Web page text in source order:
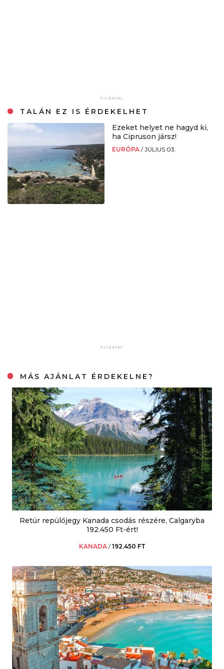
TALÁN EZ IS ÉRDEKELHET
Ezeket helyet ne hagyd ki,
ha Cipruson jársz!
EURÓPA /JÚLIUS 03.
MÁS AJÁNLAT ÉRDEKELNE?
Retúr repülőjegy Kanada csodás részére, Calgaryba
192.450 Ft-ért!
KANADA /192.450 FT